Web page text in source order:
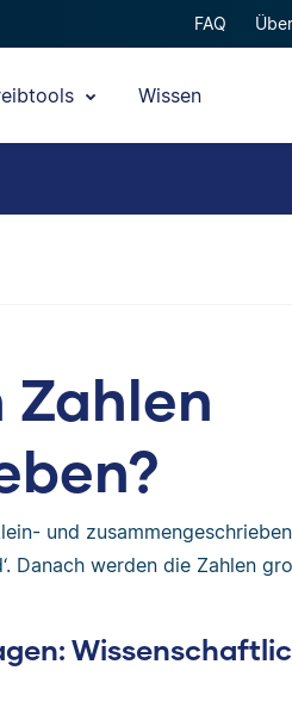
FAQ
Wissen
Zahlen
und
Danach werden die Zahlen